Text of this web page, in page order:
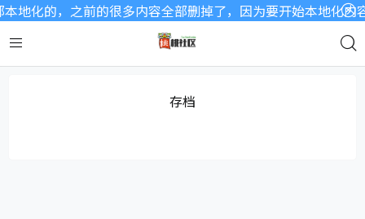
地化的，之前的很多内容全部删掉了，因为要开始本地化
存档